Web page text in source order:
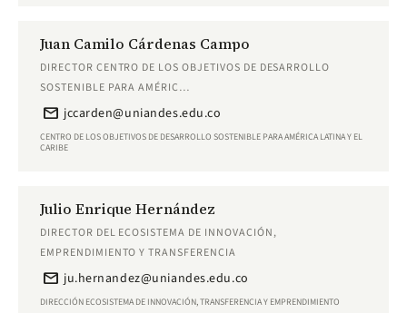
Juan Camilo Cárdenas Campo
DIRECTOR CENTRO DE LOS OBJETIVOS DE DESARROLLO
SOSTENIBLE PARA AMÉRIC…
email jccarden@uniandes.edu.co
CENTRO DE LOS OBJETIVOS DE DESARROLLO SOSTENIBLE PARA AMÉRICA LATINA Y EL
CARIBE
Julio Enrique Hernández
DIRECTOR DEL ECOSISTEMA DE INNOVACIÓN,
EMPRENDIMIENTO Y TRANSFERENCIA
email ju.hernandez@uniandes.edu.co
DIRECCIÓN ECOSISTEMA DE INNOVACIÓN, TRANSFERENCIA Y EMPRENDIMIENTO